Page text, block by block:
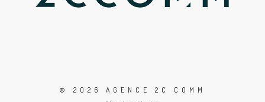
© 2026 AGENCE 2C COMM